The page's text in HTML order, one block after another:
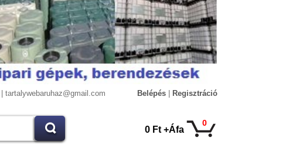
tartalywebaruhaz@gmail.com Belépés Regisztráció
0
0 Ft +Áfa